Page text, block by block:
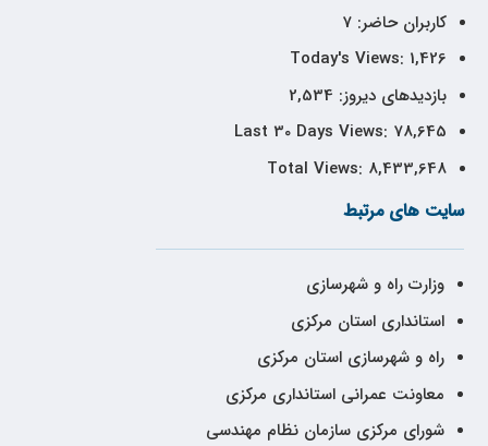
کاربران حاضر:7
Today's Views: 1,426
بازدیدهای دیروز: 2,534
Last 30 Days Views: 78,645
Total Views: 8,433,648
سایت های مرتبط
وزارت راه و شهرسازی
استانداری استان مرکزی
راه و شهرسازی استان مرکزی
معاونت عمرانی استانداری مرکزی
شورای مرکزی سازمان نظام مهندسی